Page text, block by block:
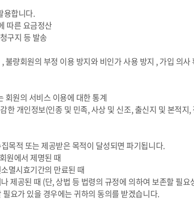
용합니다.
따른 요금정산
구지 등 발송
불량회원의 부정 이용 방지와 비인가 사용 방지 , 가입 의
회원의 서비스 이용에 대한 통계
한 개인정보(인종 및 민족, 사상 및 신조, 출신지 및 본적
목적 또는 제공받은 목적이 달성되면 파기됩니다.
원에서 제명된 때
멸시효기간의 만료된 때
제공된 때 (단, 상법 등 법령의 규정에 의하여 보존할 필
요가 있을 경우에는 귀하의 동의를 받겠습니다.